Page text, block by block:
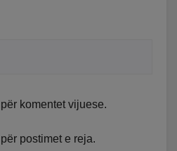
komentet vijuese.
postimet e reja.